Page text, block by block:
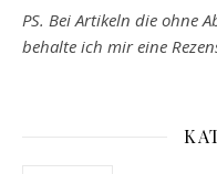
PS. Bei Artikeln die ohne
behalte ich mir eine